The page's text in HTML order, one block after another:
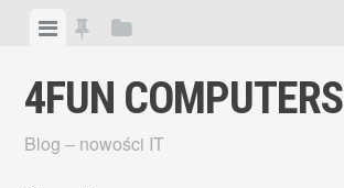
Skip
content
ViewView
posts
View
4FUN COMPUTERS
Blog – nowości IT